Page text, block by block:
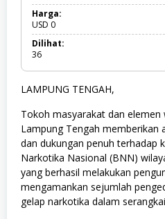
g
a
Harga:
USD 0
Dilihat:
36
LAMPUNG TENGAH,
Tokoh masyarakat dan elemen
Lampung Tengah memberikan
dan dukungan penuh terhadap
Narkotika Nasional (BNN)
yang berhasil melakukan
mengamankan sejumlah
gelap narkotika dalam